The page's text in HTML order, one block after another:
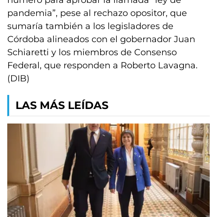
pandemia”, pese al rechazo opositor, que
sumaría también a los legisladores de
Córdoba alineados con el gobernador Juan
Schiaretti y los miembros de Consenso
Federal, que responden a Roberto Lavagna.
(DIB)
LAS MÁS LEÍDAS